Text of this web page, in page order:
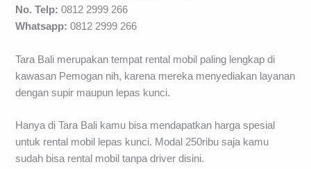
No. Telp: 0812 2999 266
Whatsapp: 0812 2999 266
Tara Bali merupakan tempat rental mobil paling lengkap di
kawasan Pemogan nih, karena mereka menyediakan layanan
dengan supir maupun lepas kunci.
Hanya di Tara Bali kamu bisa mendapatkan harga spesial
untuk rental mobil lepas kunci. Modal 250ribu saja kamu
sudah bisa rental mobil tanpa driver disini.